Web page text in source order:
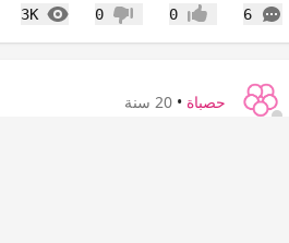
6
التعليقات إعجاب0 عدم إعجاب
0
3K
المشاهدات
حصباة • 20 سنة